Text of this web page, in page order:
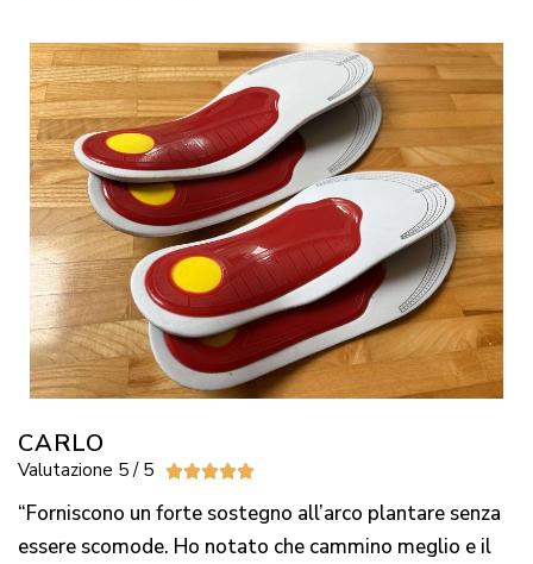
CARLO
Valutazione 5 / 5 
“Forniscono un forte sostegno all’arco plantare senza
essere scomode. Ho notato che cammino meglio e il